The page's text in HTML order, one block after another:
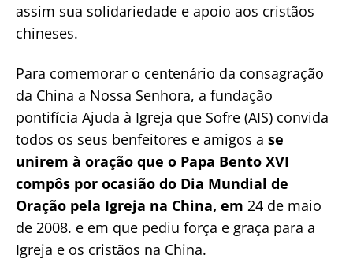
assim sua solidariedade e apoio aos cristãos
chineses.
Para comemorar o centenário da consagração
da China a Nossa Senhora, a fundação
pontifícia Ajuda à Igreja que Sofre (AIS) convida
todos os seus benfeitores e amigos a se
unirem à oração que o Papa Bento XVI
compôs por ocasião do Dia Mundial de
Oração pela Igreja na China, em 24 de maio
de 2008. e em que pediu força e graça para a
Igreja e os cristãos na China.